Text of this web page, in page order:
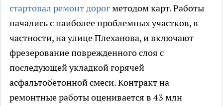
стартовал ремонт дорогметодом карт. Работы
начались с наиболее проблемных участков, в
частности, на улице Плеханова, и включают
фрезерование поврежденного слоя с
последующей укладкой горячей
асфальтобетонной смеси. Контракт на
ремонтные работы оценивается в 43 млн